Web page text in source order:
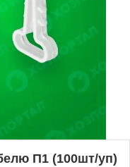
П1 (100шт/уп)